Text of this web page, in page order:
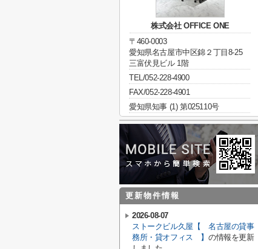
株式会社 OFFICE ONE
〒460-0003
愛知県名古屋市中区錦２丁目8-25
三富伏見ビル 1階
TEL/052-228-4900
FAX/052-228-4901
愛知県知事 (1) 第025110号
更新物件情報
2026-08-07
ストークビル久屋【 名古屋の貸事
務所・貸オフィス 】の情報を更新